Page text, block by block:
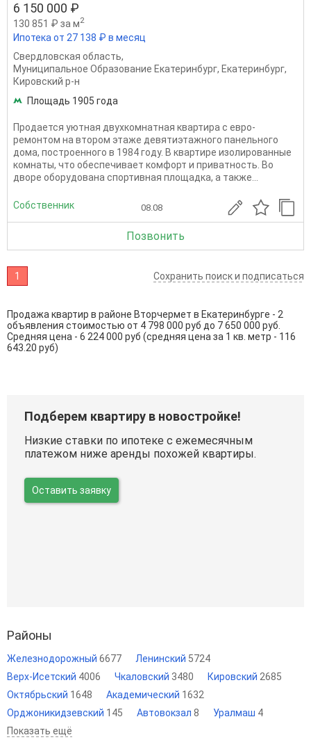
6 150 000 ₽
130 851 ₽ за м2
Ипотека от 27 138 ₽ в месяц
Свердловская область,
Муниципальное Образование Екатеринбург, Екатеринбург,
Кировский р-н
Площадь 1905 года
Продается уютная двухкомнатная квартира с евро-
ремонтом на втором этаже девятиэтажного панельного
дома, построенного в 1984 году. В квартире изолированные
комнаты, что обеспечивает комфорт и приватность. Во
дворе оборудована спортивная площадка, а также...
Собственник 08.08
Позвонить
1 Сохранить поиск и подписаться
Продажа квартир в районе Вторчермет в Екатеринбурге - 2
объявления стоимостью от 4 798 000 руб до 7 650 000 руб.
Средняя цена - 6 224 000 руб (средняя цена за 1 кв. метр - 116
643.20 руб)
Подберем квартиру в новостройке!
Низкие ставки по ипотеке с ежемесячным
платежом ниже аренды похожей квартиры.
Оставить заявку
Районы
Железнодорожный 6677 Ленинский 5724
Верх-Исетский 4006 Чкаловский 3480 Кировский 2685
Октябрьский 1648 Академический 1632
Орджоникидзевский 145 Автовокзал 8 Уралмаш 4
Показать ещё